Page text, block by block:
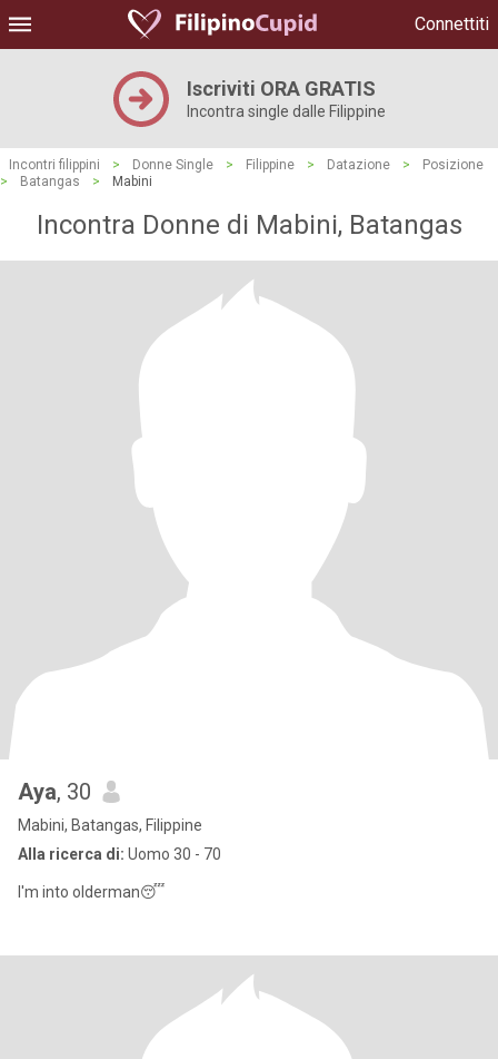
Connettiti
Iscriviti ORA GRATIS
Incontra single dalle Filippine
Incontri filippini > Donne Single > Filippine > Datazione >
Posizione
>
Batangas > Mabini
Incontra Donne di Mabini, Batangas
Aya, 30
Mabini, Batangas, Filippine
Alla ricerca di: Uomo 30 - 70
I'm into olderman😴